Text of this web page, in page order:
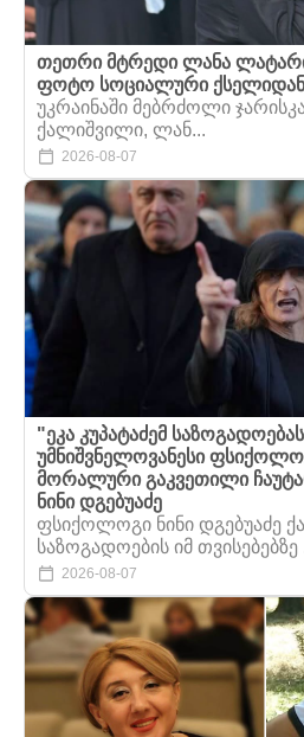
თეთრი მტრედი ლანა
ფოტო სოციალური ქსელიდან
უკრაინაში მებრძოლი
ქალიშვილი, ლან...
2026-08-07
"ეკა კუპატაძემ
უმნიშვნელოვანესი
მორალური გაკვეთილი
ნინი დგებუაძე
ფსიქოლოგი ნინი დგებუაძე
საზოგადოების იმ თვისებებზე
2026-08-07